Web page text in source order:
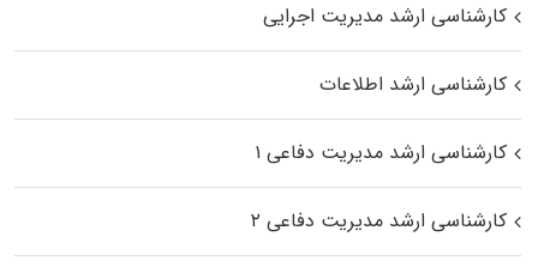
کارشناسی ارشد مدیریت اجرایی
کارشناسی ارشد اطلاعات
کارشناسی ارشد مدیریت دفاعی ۱
کارشناسی ارشد مدیریت دفاعی ۲